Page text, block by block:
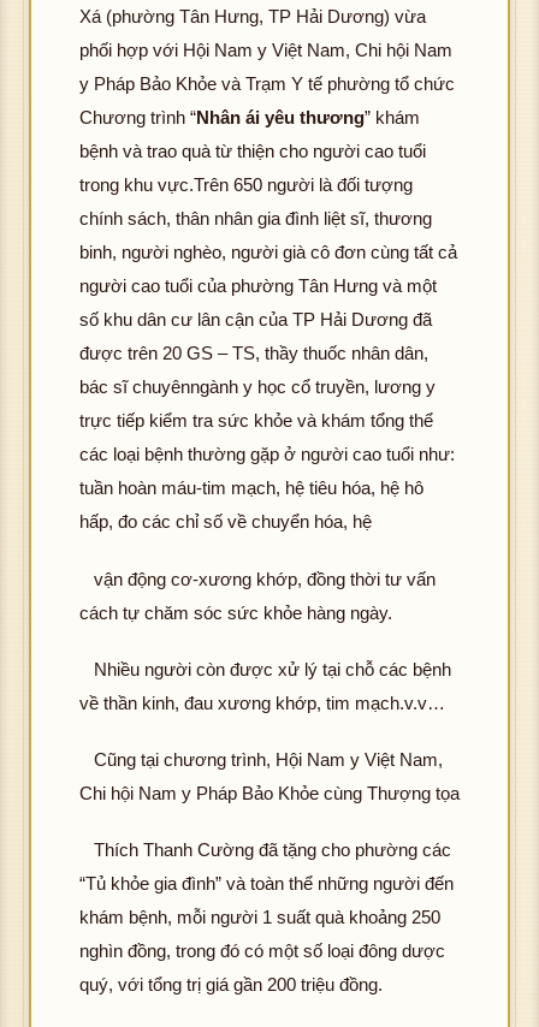
Xá (phường Tân Hưng, TP Hải Dương) vừa
phối hợp với Hội Nam y Việt Nam, Chi hội Nam
y Pháp Bảo Khỏe và Trạm Y tế phường tổ chức
Chương trình “Nhân ái yêu thương” khám
bệnh và trao quà từ thiện cho người cao tuổi
trong khu vực.Trên 650 người là đối tượng
chính sách, thân nhân gia đình liệt sĩ, thương
binh, người nghèo, người già cô đơn cùng tất cả
người cao tuổi của phường Tân Hưng và một
số khu dân cư lân cận của TP Hải Dương đã
được trên 20 GS – TS, thầy thuốc nhân dân,
bác sĩ chuyênngành y học cổ truyền, lương y
trực tiếp kiểm tra sức khỏe và khám tổng thể
các loại bệnh thường gặp ở người cao tuổi như:
tuần hoàn máu-tim mạch, hệ tiêu hóa, hệ hô
hấp, đo các chỉ số về chuyển hóa, hệ
vận động cơ-xương khớp, đồng thời tư vấn
cách tự chăm sóc sức khỏe hàng ngày.
Nhiều người còn được xử lý tại chỗ các bệnh
về thần kinh, đau xương khớp, tim mạch.v.v…
Cũng tại chương trình, Hội Nam y Việt Nam,
Chi hội Nam y Pháp Bảo Khỏe cùng Thượng tọa
Thích Thanh Cường đã tặng cho phường các
“Tủ khỏe gia đình” và toàn thể những người đến
khám bệnh, mỗi người 1 suất quà khoảng 250
nghìn đồng, trong đó có một số loại đông dược
quý, với tổng trị giá gần 200 triệu đồng.